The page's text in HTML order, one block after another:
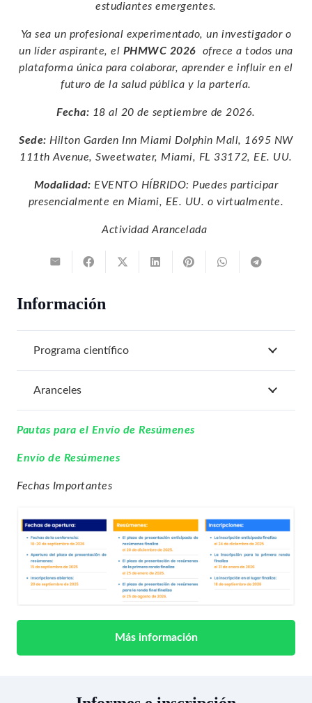
estudiantes emergentes.
Ya sea un profesional experimentado, un investigador o
un líder aspirante, el PHMWC 2026 ofrece a todos una
plataforma única para colaborar, aprender e influir en el
futuro de la salud pública y la partería.
Fecha: 18 al 20 de septiembre de 2026.
Sede:Hilton Garden Inn Miami Dolphin Mall, 1695 NW
111th Avenue, Sweetwater, Miami, FL 33172, EE. UU.
Modalidad: EVENTO HÍBRIDO: Puedes participar
presencialmente en Miami, EE. UU. o virtualmente.
Actividad Arancelada
Información
Programa científico
Aranceles
Pautas para el Envío de Resúmenes
Envío de Resúmenes
Fechas Importantes
Más información